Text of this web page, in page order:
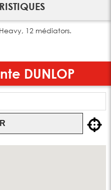
12 médiators.
DUNLOP